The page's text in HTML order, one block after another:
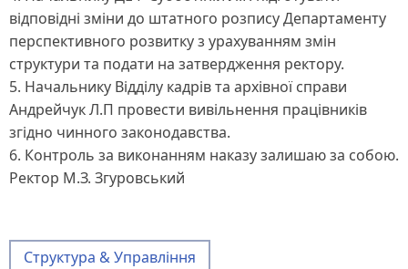
відповідні зміни до штатного розпису Департаменту
перспективного розвитку з урахуванням змін
структури та подати на затвердження ректору.
5. Начальнику Відділу кадрів та архівної справи
Андрейчук Л.П провести вивільнення працівників
згідно чинного законодавства.
6. Контроль за виконанням наказу залишаю за собою.
Ректор М.З. Згуровський
Структура & Управління